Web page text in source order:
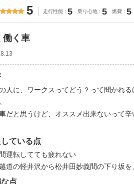
5 走行性能 5 乗り心地 5 燃費 5
働く車
人に、ワークスってどう？って聞かれ
だと思うけど、オススメ出来ないって辛
ている点
運転してても疲れない
越道の軽井沢から松井田妙義間の下り坂
点